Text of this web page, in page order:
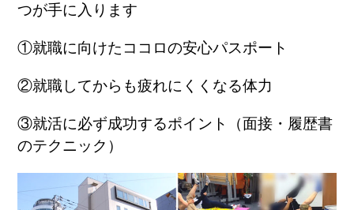
つが手に入ります
①就職に向けたココロの安心パスポート
②就職してからも疲れにくくなる体力
③就活に必ず成功するポイント（面接・履歴書
のテクニック）